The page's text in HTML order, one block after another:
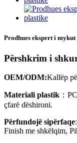
Prodhues ekspert i
Përshkrim i
OEM/ODM:Kallëp
Materiali plastik ：
çfarë dëshironi.
Përfundojë sipërfaqe
Finish me shkëlqim,